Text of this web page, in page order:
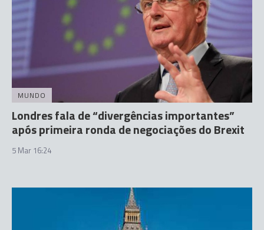
MUNDO
Londres fala de “divergências importantes”
após primeira ronda de negociações do Brexit
5 Mar 16:24